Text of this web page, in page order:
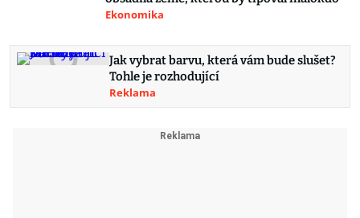
Ekonomika
Jak vybrat barvu, která vám bude slušet?
Tohle je rozhodující
Reklama